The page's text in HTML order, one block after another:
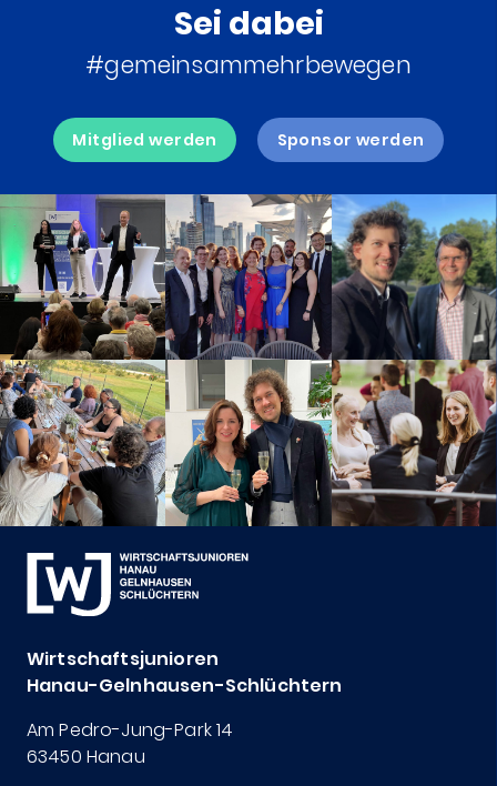
Sei dabei
#gemeinsammehrbewegen
Mitglied werden Sponsor werden
Wirtschaftsjunioren
Hanau-Gelnhausen-Schlüchtern
Am Pedro-Jung-Park 14
63450 Hanau